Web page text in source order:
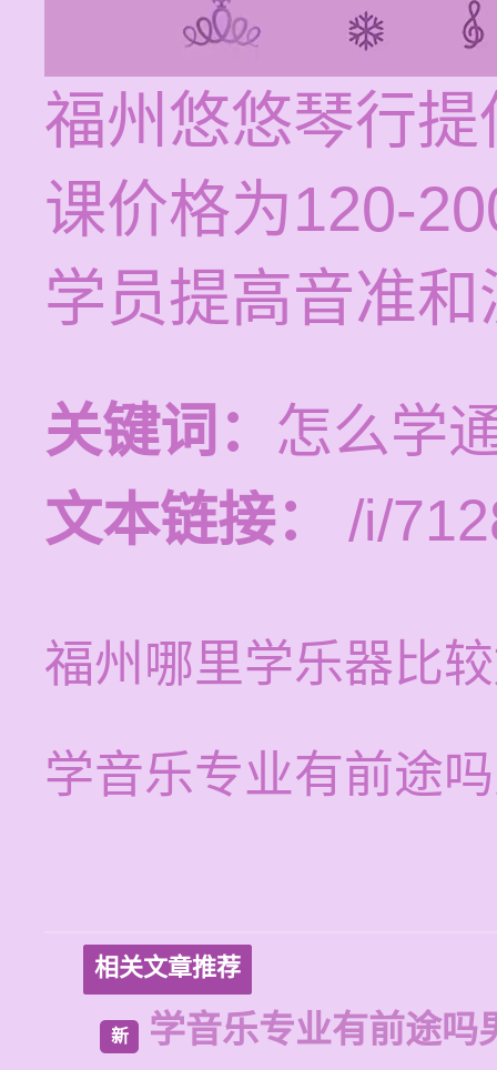
福州悠悠琴行
课价格为120-
学员提高音准
关键词： 怎么学
文本链接：
/i/
福州哪里学乐器比
学音乐专业有前途
相关文章推荐
新 学音乐专业有前途吗